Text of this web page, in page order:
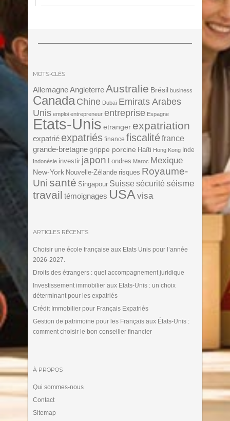
MOTS-CLÉS
Allemagne AngleterreAustralie Brésil business
Canada Chine Dubaï Emirats Arabes
Unis emploi entrepreneur entreprise Espagne
Etats-Unis etranger expatriation
expatrié expatriés finance fiscalitéfrance
grande-bretagne grippe porcine Haïti Hong Kong Inde
Indonésie investir japon Londres Maroc Mexique
New-York Nouvelle-Zélande risques Royaume-
Unisanté Singapour Suisse sécurité séisme
travail témoignages USA visa
ARTICLES RÉCENTS
Choisir une école française aux Etats Unis pour l’année
2026-2027.
Droits des étrangers : quel accompagnement juridique
Investissement immobilier aux Etats-Unis : un choix
déterminant pour les expatriés
Crédit Immobilier pour Français Expatriés
Gestion de patrimoine pour les Français aux États-Unis :
comment choisir le bon conseiller financier
À PROPOS
Qui sommes-nous
Contact
Sitemap